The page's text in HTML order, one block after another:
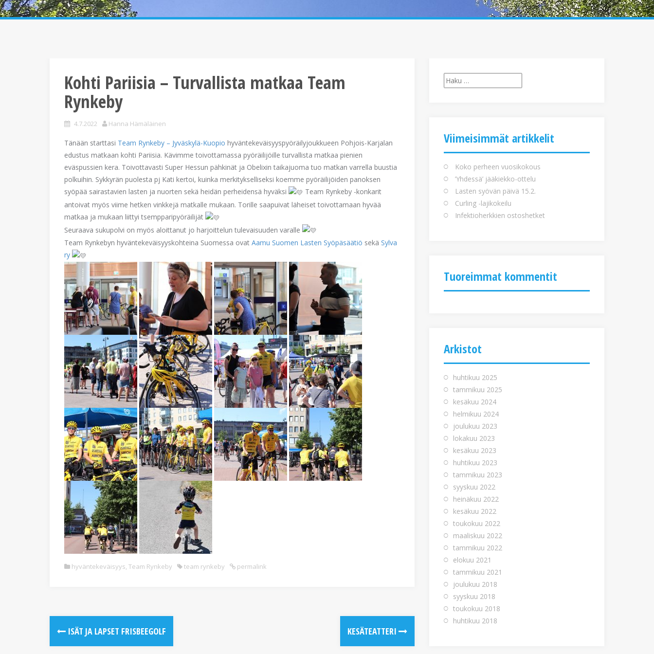
Kohti Pariisia – Turvallista matkaa Team
Rynkeby
4.7.2022 Hanna Hämäläinen
Tänään starttasi Team Rynkeby – Jyväskylä-Kuopio hyväntekeväisyyspyöräilyjoukkueen Pohjois-Karjalan
edustus matkaan kohti Pariisia. Kävimme toivottamassa pyöräilijöille turvallista matkaa pienien
eväspussien kera. Toivottavasti Super Hessun pähkinät ja Obelixin taikajuoma tuo matkan varrella buustia
polkuihin. Sykkyrän puolesta pj Kati kertoi, kuinka merkitykselliseksi koemme pyöräilijöiden panoksen
syöpää sairastavien lasten ja nuorten sekä heidän perheidensä hyväksi
Team Rynkeby -konkarit
antoivat myös viime hetken vinkkejä matkalle mukaan. Torille saapuivat läheiset toivottamaan hyvää
matkaa ja mukaan liittyi tsempparipyöräilijät
Seuraava sukupolvi on myös aloittanut jo harjoittelun tulevaisuuden varalle
Team Rynkebyn hyväntekeväisyyskohteina Suomessa ovat Aamu Suomen Lasten Syöpäsäätiö sekä Sylva
ry
hyväntekeväisyys, Team Rynkeby team rynkeby permalink
ISÄT JA LAPSET FRISBEEGOLF KESÄTEATTERI
Haku:
Viimeisimmät artikkelit
Koko perheen vuosikokous
’Yhdessä’ jääkiekko-ottelu
Lasten syövän päivä 15.2.
Curling -lajikokeilu
Infektioherkkien ostoshetket
Tuoreimmat kommentit
Arkistot
huhtikuu 2025
tammikuu 2025
kesäkuu 2024
helmikuu 2024
joulukuu 2023
lokakuu 2023
kesäkuu 2023
huhtikuu 2023
tammikuu 2023
syyskuu 2022
heinäkuu 2022
kesäkuu 2022
toukokuu 2022
maaliskuu 2022
tammikuu 2022
elokuu 2021
tammikuu 2021
joulukuu 2018
syyskuu 2018
toukokuu 2018
huhtikuu 2018